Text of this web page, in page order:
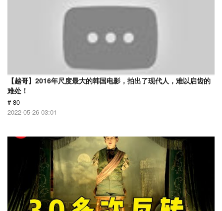
【越哥】2016年尺度最大的韩国电影，拍出了现代人，难以启齿的
难处！
# 80
2022-05-26 03:01